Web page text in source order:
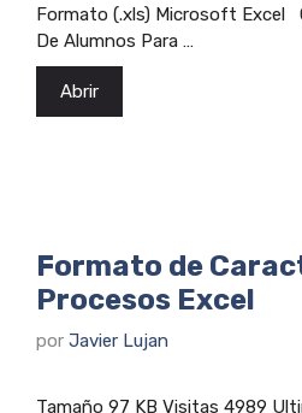
Formato (.xls) Microsoft Excel
De Alumnos Para …
Abrir
Formato de
Procesos Excel
por Javier Lujan
Tamaño 97 KB Visitas 4989